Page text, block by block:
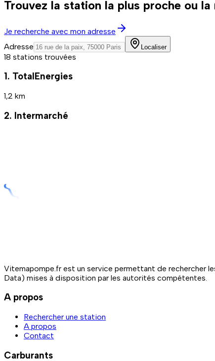
Trouvez la station la plus proche ou
Je recherche avec mon adresse
Adresse
Localiser
18 stations trouvées
1. TotalEnergies
1,2 km
2. Intermarché
Vitemapompe.fr est un service permettant de rechercher
Data) mises à disposition par les autorités compétentes.
A propos
Rechercher une station
A propos
Contact
Carburants